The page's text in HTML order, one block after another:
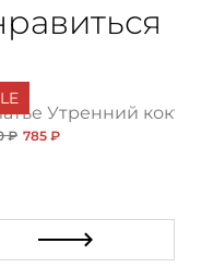
Утренний
₽ 785 ₽